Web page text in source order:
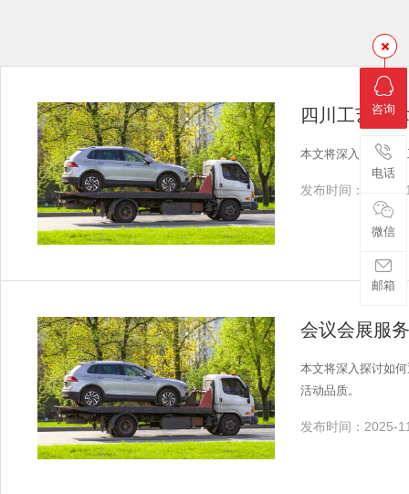
四川工艺美
本文将深入探讨四
发布时间：2025-
会议会展服
本文将深入探讨如
活动品质。
发布时间：2025-
咨询
电话
微信
邮箱